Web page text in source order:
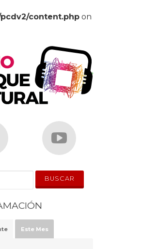
content.php on
for:') . '
Este Mes